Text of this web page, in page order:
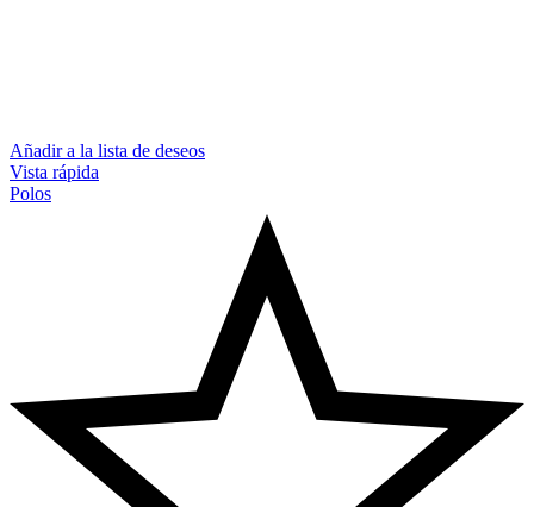
Añadir a la lista de deseos
Vista rápida
Polos